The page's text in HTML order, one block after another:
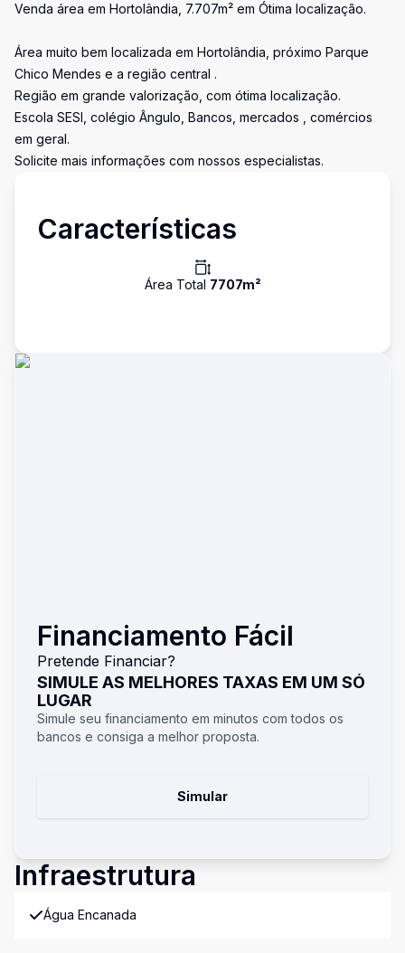
Venda área em Hortolândia, 7.707m² em Ótima localização.
Área muito bem localizada em Hortolândia, próximo Parque
Chico Mendes e a região central .
Região em grande valorização, com ótima localização.
Escola SESI, colégio Ângulo, Bancos, mercados , comércios
em geral.
Solicite mais informações com nossos especialistas.
Características
Área Total 7707m²
Financiamento Fácil
Pretende Financiar?
SIMULE AS MELHORES TAXAS EM UM SÓ
LUGAR
Simule seu financiamento em minutos com todos os
bancos e consiga a melhor proposta.
Simular
Infraestrutura
Água Encanada